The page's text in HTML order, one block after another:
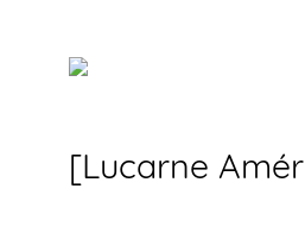
[Lucarne